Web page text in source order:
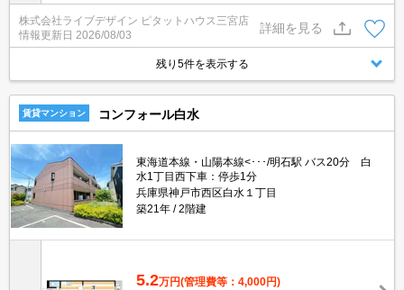
株式会社ライブデザイン ピタットハウス三宮店
情報更新日 2026/08/03
詳細を見る
残り5件を表示する
賃貸マンション コンフォール白水
東海道本線・山陽本線<･･･/明石駅 バス20分 白
水1丁目西下車：停歩1分
兵庫県神戸市西区白水１丁目
築21年
2階建
5.2万円(管理費等：4,000円)